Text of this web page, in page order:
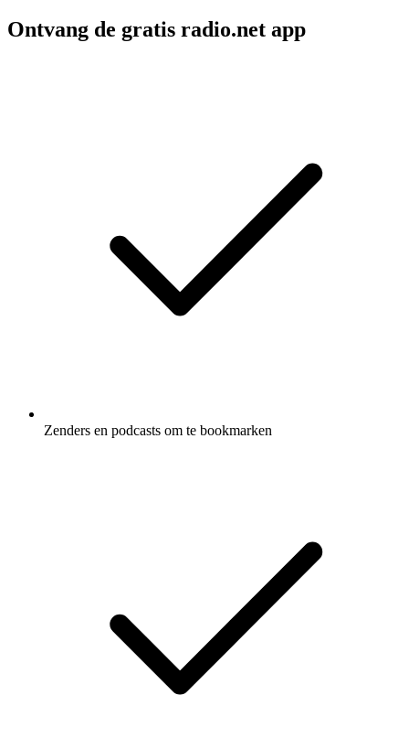
Ontvang de gratis radio.net app
Zenders en podcasts om te bookmarken